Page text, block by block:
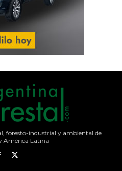
foresto-industrial y ambiental de
América Latina